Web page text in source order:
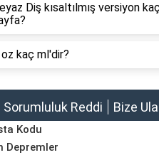
Diş kısaltılmış versiyon kaç
kaç ml'dir?
Sorumluluk Reddi Bize
Kodu
Depremler